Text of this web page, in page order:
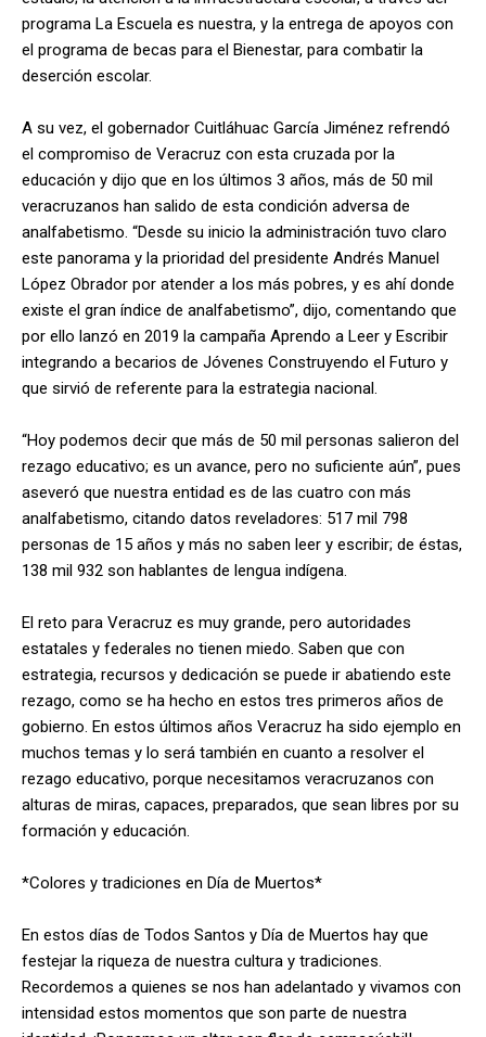
programa La Escuela es nuestra, y la entrega de apoyos con
el programa de becas para el Bienestar, para combatir la
deserción escolar.
A su vez, el gobernador Cuitláhuac García Jiménez refrendó
el compromiso de Veracruz con esta cruzada por la
educación y dijo que en los últimos 3 años, más de 50 mil
veracruzanos han salido de esta condición adversa de
analfabetismo. “Desde su inicio la administración tuvo claro
este panorama y la prioridad del presidente Andrés Manuel
López Obrador por atender a los más pobres, y es ahí donde
existe el gran índice de analfabetismo”, dijo, comentando que
por ello lanzó en 2019 la campaña Aprendo a Leer y Escribir
integrando a becarios de Jóvenes Construyendo el Futuro y
que sirvió de referente para la estrategia nacional.
“Hoy podemos decir que más de 50 mil personas salieron del
rezago educativo; es un avance, pero no suficiente aún”, pues
aseveró que nuestra entidad es de las cuatro con más
analfabetismo, citando datos reveladores: 517 mil 798
personas de 15 años y más no saben leer y escribir; de éstas,
138 mil 932 son hablantes de lengua indígena.
El reto para Veracruz es muy grande, pero autoridades
estatales y federales no tienen miedo. Saben que con
estrategia, recursos y dedicación se puede ir abatiendo este
rezago, como se ha hecho en estos tres primeros años de
gobierno. En estos últimos años Veracruz ha sido ejemplo en
muchos temas y lo será también en cuanto a resolver el
rezago educativo, porque necesitamos veracruzanos con
alturas de miras, capaces, preparados, que sean libres por su
formación y educación.
*Colores y tradiciones en Día de Muertos*
En estos días de Todos Santos y Día de Muertos hay que
festejar la riqueza de nuestra cultura y tradiciones.
Recordemos a quienes se nos han adelantado y vivamos con
intensidad estos momentos que son parte de nuestra